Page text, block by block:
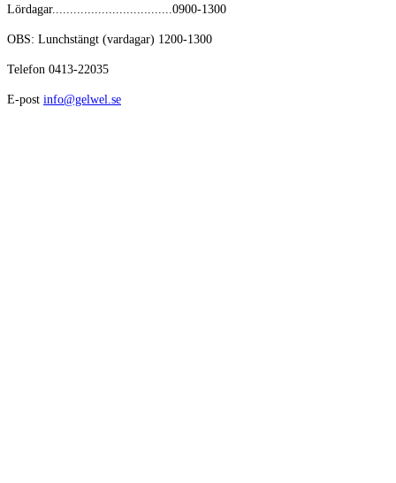
Lördagar..................................0900-1300
OBS: Lunchstängt (vardagar) 1200-1300
Telefon 0413-22035
E-post info@gelwel.se